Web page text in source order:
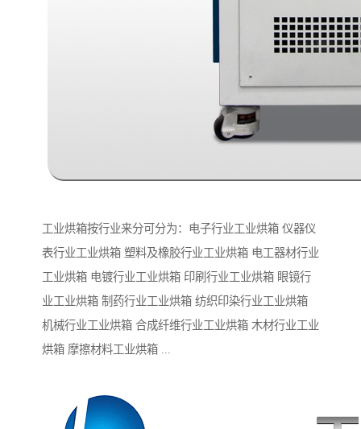
工业烘箱按行业来分可分为：电子行业工业烘箱 仪器仪
表行业工业烘箱 塑料及橡胶行业工业烘箱 电工器材行业
工业烘箱 电镀行业工业烘箱 印刷行业工业烘箱 眼镜行
业工业烘箱 制药行业工业烘箱 纺织印染行业工业烘箱
机械行业工业烘箱 合成纤维行业工业烘箱 木材行业工业
烘箱 摩擦材料工业烘箱 ...